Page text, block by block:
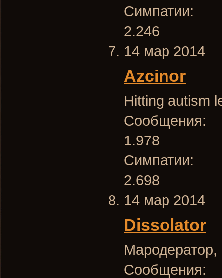
Симпатии:
2.246
14 мар 2014
Azcinor
Hitting autism
Сообщения:
1.978
Симпатии:
2.698
14 мар 2014
Dissolator
Мародератор,
Сообщения: